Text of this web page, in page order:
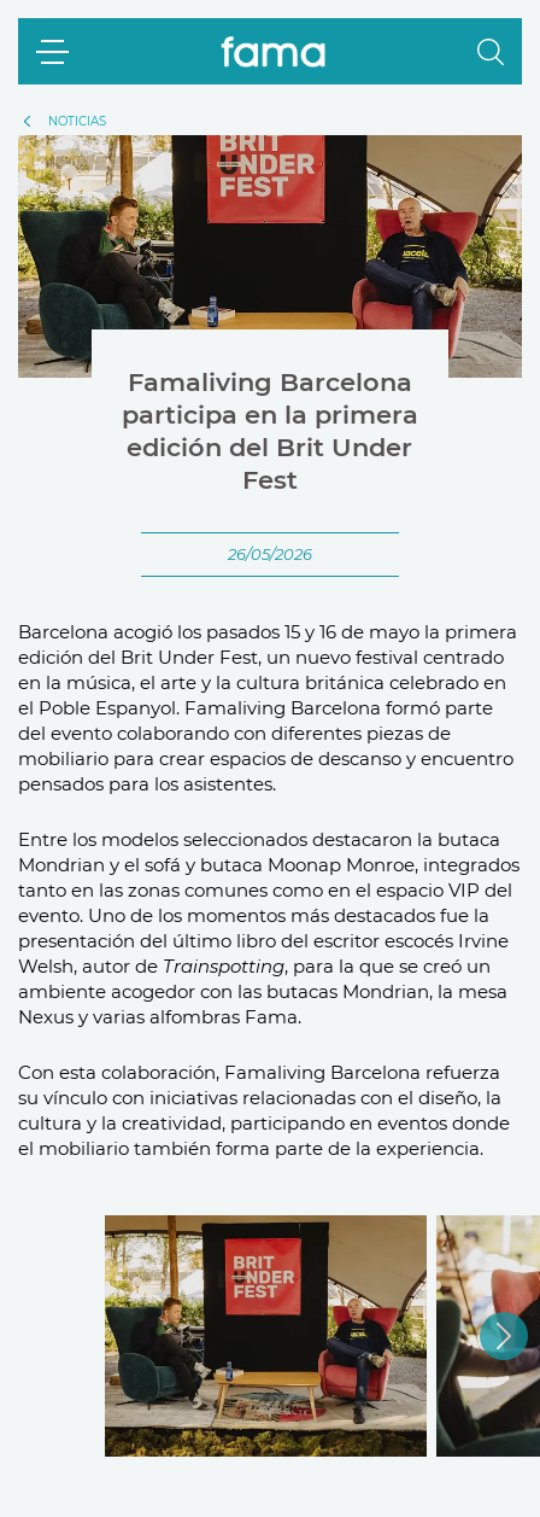
NOTICIAS
Famaliving Barcelona
participa en la primera
edición del Brit Under
Fest
26/05/2026
Barcelona acogió los pasados 15 y 16 de mayo la primera
edición del Brit Under Fest, un nuevo festival centrado
en la música, el arte y la cultura británica celebrado en
el Poble Espanyol. Famaliving Barcelona formó parte
del evento colaborando con diferentes piezas de
mobiliario para crear espacios de descanso y encuentro
pensados para los asistentes.
Entre los modelos seleccionados destacaron la butaca
Mondrian y el sofá y butaca Moonap Monroe, integrados
tanto en las zonas comunes como en el espacio VIP del
evento. Uno de los momentos más destacados fue la
presentación del último libro del escritor escocés Irvine
Welsh, autor de Trainspotting, para la que se creó un
ambiente acogedor con las butacas Mondrian, la mesa
Nexus y varias alfombras Fama.
Con esta colaboración, Famaliving Barcelona refuerza
su vínculo con iniciativas relacionadas con el diseño, la
cultura y la creatividad, participando en eventos donde
el mobiliario también forma parte de la experiencia.